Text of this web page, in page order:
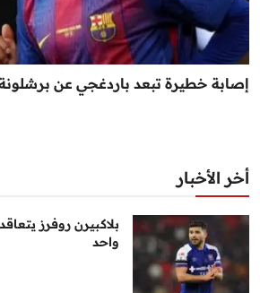
إصابة خطيرة تبعد باردغجي عن برشلونة لمدة
أخر الأخبار
بلاكبيرن روفرز
واحد